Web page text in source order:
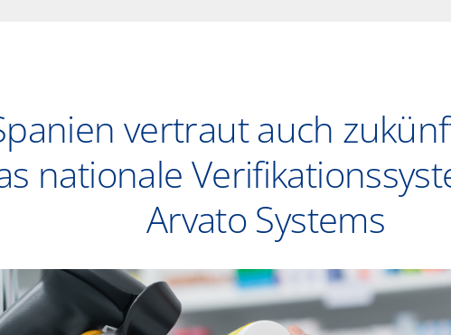
vertraut auch
nationale
Arvato Systems